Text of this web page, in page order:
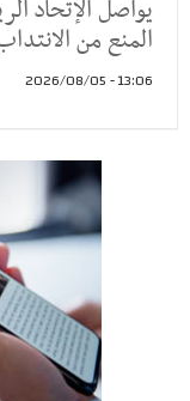
يواصل الإتحاد
المنع من
13:06 - 2026/08/05